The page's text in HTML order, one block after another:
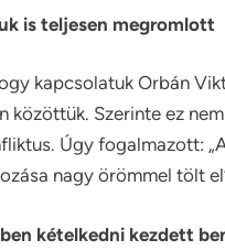
is teljesen megromlott
kapcsolatuk Orbán
közöttük. Szerinte ez
Úgy fogalmazott:
nagy örömmel tölt
kételkedni kezdett